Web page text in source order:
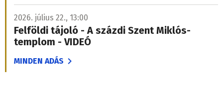
2026. július 22., 13:00
Felföldi tájoló - A százdi Szent Miklós-
templom - VIDEÓ
MINDEN ADÁS